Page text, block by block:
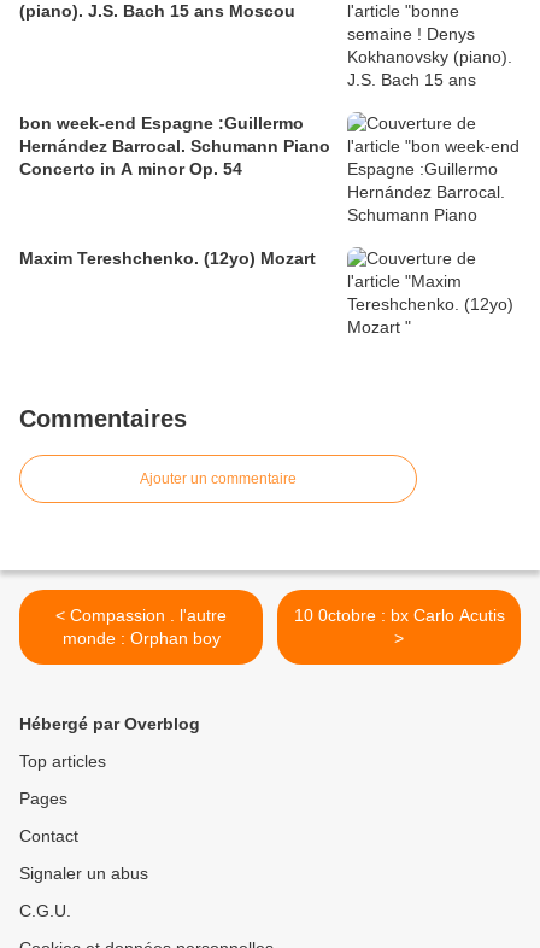
(piano). J.S. Bach 15 ans Moscou
bon week-end Espagne :Guillermo
Hernández Barrocal. Schumann Piano
Concerto in A minor Op. 54
Maxim Tereshchenko. (12yo) Mozart
Commentaires
Ajouter un commentaire
< Compassion . l'autre
monde : Orphan boy
10 0ctobre : bx Carlo Acutis
>
Hébergé par Overblog
Top articles
Pages
Contact
Signaler un abus
C.G.U.